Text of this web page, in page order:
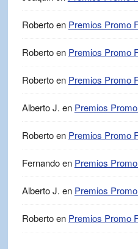
Robertoen Premios Promo
Robertoen Premios Promo
Robertoen Premios Promo
Alberto J. en Premios
Robertoen Premios Promo
Fernandoen Premios
Alberto J. en Premios
Robertoen Premios Promo